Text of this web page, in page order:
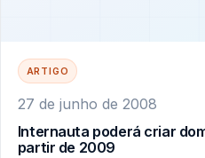
ARTIGO
27 de junho de 2008
Internauta poderá criar
partir de 2009